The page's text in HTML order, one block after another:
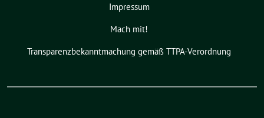
Impressum
Mach mit!
Transparenzbekanntmachung gemäß TTPA-Verordnung